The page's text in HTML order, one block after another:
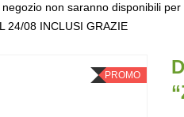
non saranno disponibili
24/08 INCLUSI GRAZIE
PROMO